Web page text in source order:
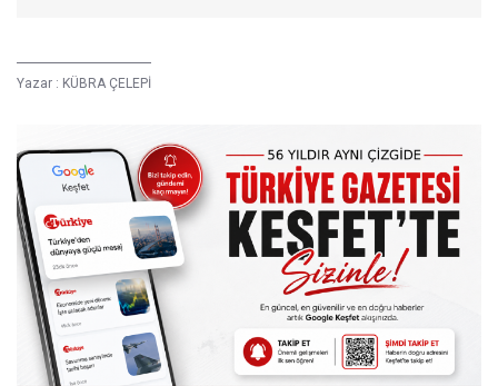
Yazar : KÜBRA ÇELEPİ